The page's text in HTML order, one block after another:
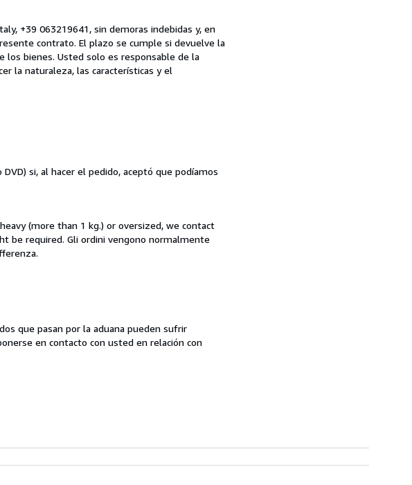
+39 063219641, sin demoras indebidas y, en
contrato. El plazo se cumple si devuelve la
los bienes. Usted solo es responsable de la
la naturaleza, las características y el
si, al hacer el pedido, aceptó que podíamos
(more than 1 kg.) or oversized, we contact
be required. Gli ordini vengono normalmente
que pasan por la aduana pueden sufrir
en contacto con usted en relación con